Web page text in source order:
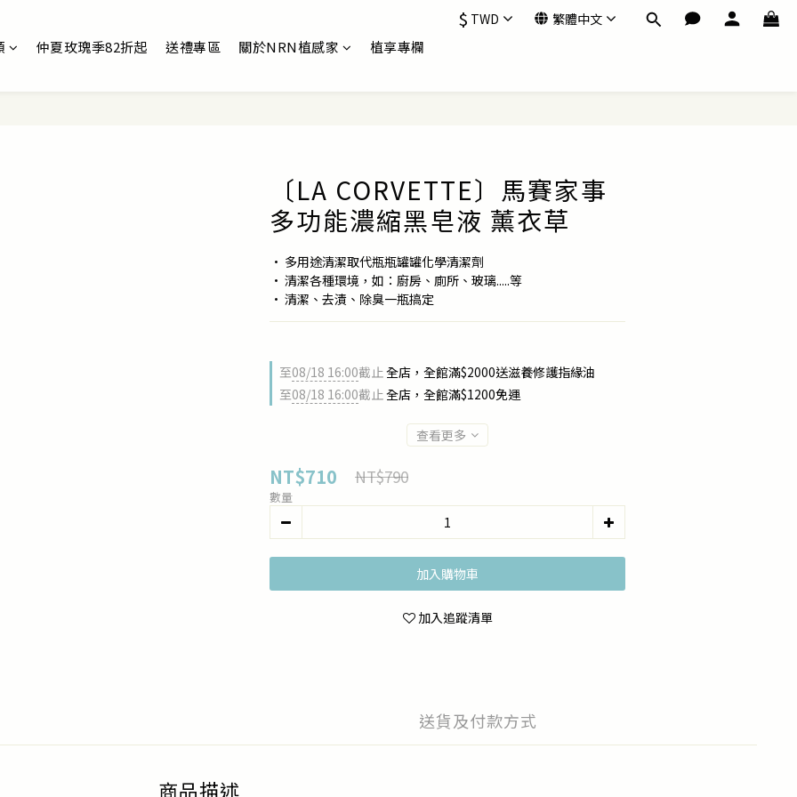
$ TWD 繁體中文
仲夏玫瑰季82折起 送禮專區 關於NRN植感家 植享專欄
〔LA CORVETTE〕馬賽家事
多功能濃縮黑皂液 薰衣草
• 多用途清潔取代瓶瓶罐罐化學清潔劑
• 清潔各種環境，如：廚房、廁所、玻璃.....等
• 清潔、去漬、除臭一瓶搞定
至08/18 16:00截止全店，全館滿$2000送滋養修護指緣油
至08/18 16:00截止全店，全館滿$1200免運
查看更多
NT$710 NT$790
數量
加入購物車
加入追蹤清單
送貨及付款方式
商品描述